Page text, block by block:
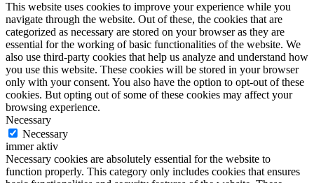
This website uses cookies to improve your experience while you
navigate through the website. Out of these, the cookies that are
categorized as necessary are stored on your browser as they are
essential for the working of basic functionalities of the website. We
also use third-party cookies that help us analyze and understand how
you use this website. These cookies will be stored in your browser
only with your consent. You also have the option to opt-out of these
cookies. But opting out of some of these cookies may affect your
browsing experience.
Necessary
Necessary
immer aktiv
Necessary cookies are absolutely essential for the website to
function properly. This category only includes cookies that ensures